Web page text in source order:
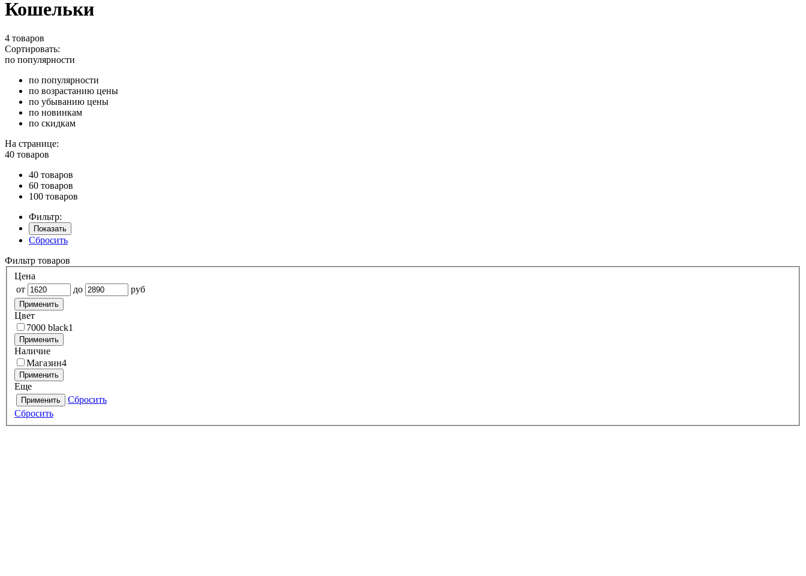
Кошельки
4 товаров
Сортировать:
по популярности
по популярности
по возрастанию цены
по убыванию цены
по новинкам
по скидкам
На странице:
40 товаров
40 товаров
60 товаров
100 товаров
Фильтр:
Показать
Сбросить
Фильтр товаров
Цена
от
до руб
Применить
Цвет
7000 black1
Применить
Наличие
Магазин4
Применить
Еще
Применить
Сбросить
Сбросить